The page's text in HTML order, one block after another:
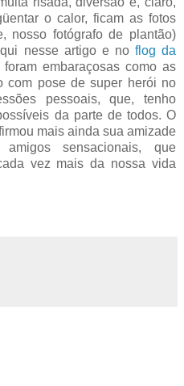
o calor, ficam as fotos
nosso fotógrafo de plantão)
nesse artigo e no flog da
embaraçosas como as
com pose de super herói no
pessoais, que, tenho
da parte de todos. O
mais ainda sua amizade
sensacionais, que
vez mais da nossa vida